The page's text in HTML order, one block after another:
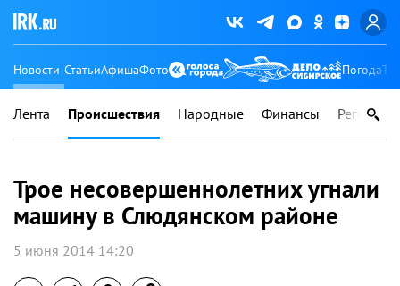
Новости СтатьиАфишаФото Погода
Лента Происшествия Народные Финансы Регионы
Трое несовершеннолетних угнали
машину в Слюдянском районе
5 июня 2014 14:20